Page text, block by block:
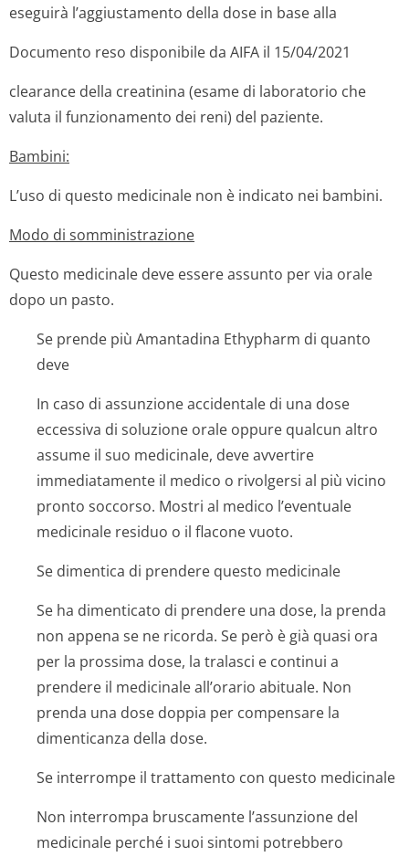
eseguirà l’aggiustamento della dose in base alla
Documento reso disponibile da AIFA il 15/04/2021
clearance della creatinina (esame di laboratorio che
valuta il funzionamento dei reni) del paziente.
Bambini:
L’uso di questo medicinale non è indicato nei bambini.
Modo di somministrazione
Questo medicinale deve essere assunto per via orale
dopo un pasto.
Se prende più Amantadina Ethypharm di quanto
deve
In caso di assunzione accidentale di una dose
eccessiva di soluzione orale oppure qualcun altro
assume il suo medicinale, deve avvertire
immediatamente il medico o rivolgersi al più vicino
pronto soccorso. Mostri al medico l’eventuale
medicinale residuo o il flacone vuoto.
Se dimentica di prendere questo medicinale
Se ha dimenticato di prendere una dose, la prenda
non appena se ne ricorda. Se però è già quasi ora
per la prossima dose, la tralasci e continui a
prendere il medicinale all’orario abituale. Non
prenda una dose doppia per compensare la
dimenticanza della dose.
Se interrompe il trattamento con questo medicinale
Non interrompa bruscamente l’assunzione del
medicinale perché i suoi sintomi potrebbero